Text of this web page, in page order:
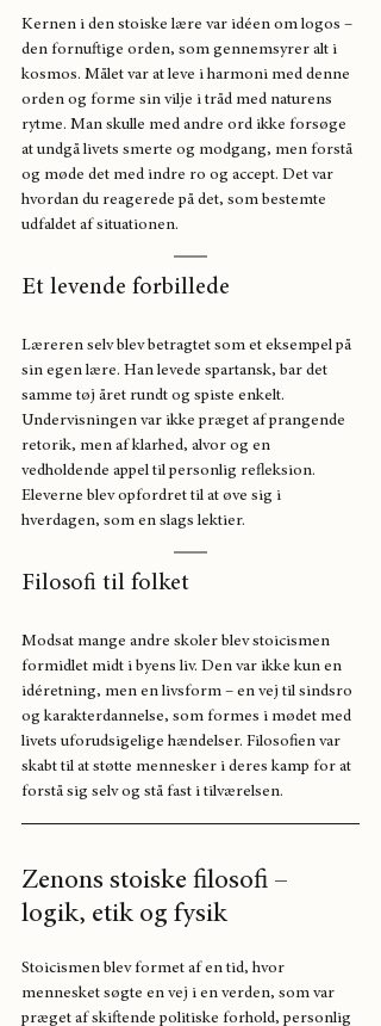
Kernen i den stoiske lære var idéen om logos –
den fornuftige orden, som gennemsyrer alt i
kosmos. Målet var at leve i harmoni med denne
orden og forme sin vilje i tråd med naturens
rytme. Man skulle med andre ord ikke forsøge
at undgå livets smerte og modgang, men forstå
og møde det med indre ro og accept. Det var
hvordan du reagerede på det, som bestemte
udfaldet af situationen.
Et levende forbillede
Læreren selv blev betragtet som et eksempel på
sin egen lære. Han levede spartansk, bar det
samme tøj året rundt og spiste enkelt.
Undervisningen var ikke præget af prangende
retorik, men af klarhed, alvor og en
vedholdende appel til personlig refleksion.
Eleverne blev opfordret til at øve sig i
hverdagen, som en slags lektier.
Filosofi til folket
Modsat mange andre skoler blev stoicismen
formidlet midt i byens liv. Den var ikke kun en
idéretning, men en livsform – en vej til sindsro
og karakterdannelse, som formes i mødet med
livets uforudsigelige hændelser. Filosofien var
skabt til at støtte mennesker i deres kamp for at
forstå sig selv og stå fast i tilværelsen.
Zenons stoiske filosofi –
logik, etik og fysik
Stoicismen blev formet af en tid, hvor
mennesket søgte en vej i en verden, som var
præget af skiftende politiske forhold, personlig